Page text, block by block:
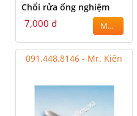
Chổi rửa ống nghiệm
7,000 đ MUA
091.448.8146 - Mr. Kiên